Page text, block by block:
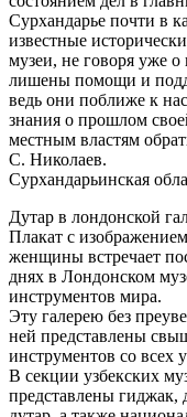
Сурхандарье почти в
известные
музеи, не говоря уже
лишены помощи и
ведь они поближе к
знания о прошлом
местным властям
С. Николаев.
Сурхандарьинская
Дутар в лондонской
Плакат с
женщины встречает
днях в Лондонском
инструментов мира.
Эту галерею без
ней представлены
инструментов со всех
В секции узбекских
представлены гиджак,